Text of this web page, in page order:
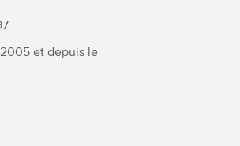
et depuis le